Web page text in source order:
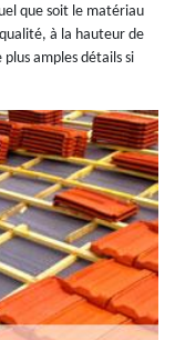
que soit le matériau
à la hauteur de
amples détails si